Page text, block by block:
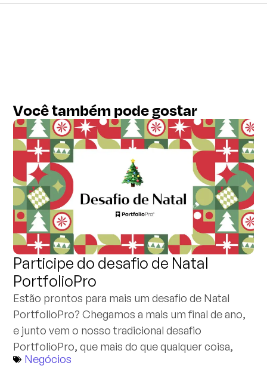
Você também pode gostar
Participe do desafio de Natal
PortfolioPro
Estão prontos para mais um desafio de Natal
PortfolioPro? Chegamos a mais um final de ano,
e junto vem o nosso tradicional desafio
PortfolioPro, que mais do que qualquer coisa,
Negócios